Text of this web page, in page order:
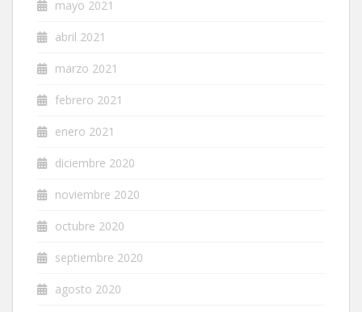
mayo 2021
abril 2021
marzo 2021
febrero 2021
enero 2021
diciembre 2020
noviembre 2020
octubre 2020
septiembre 2020
agosto 2020